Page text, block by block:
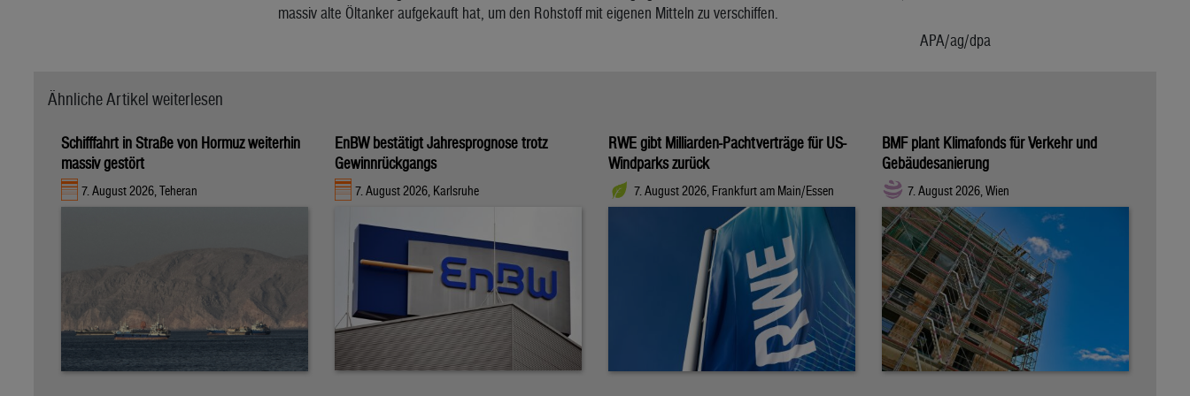
massiv alte Öltanker aufgekauft hat, um den Rohstoff mit eigenen Mitteln zu verschiffen.
APA/ag/dpa
Ähnliche Artikel weiterlesen
Schifffahrt in Straße von Hormuz weiterhin
massiv gestört
7. August 2026, Teheran
EnBW bestätigt Jahresprognose trotz
Gewinnrückgangs
7. August 2026, Karlsruhe
RWE gibt Milliarden-Pachtverträge für US-
Windparks zurück
7. August 2026, Frankfurt am Main/Essen
BMF plant Klimafonds für Verkehr und
Gebäudesanierung
7. August 2026, Wien